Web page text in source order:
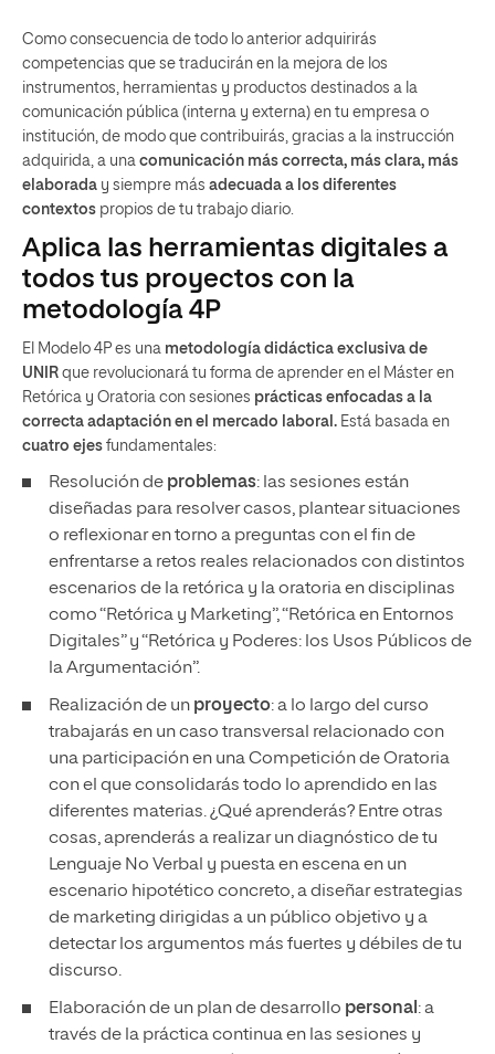
Como consecuencia de todo lo anterior adquirirás
competencias que se traducirán en la mejora de los
instrumentos, herramientas y productos destinados a la
comunicación pública (interna y externa) en tu empresa o
institución, de modo que contribuirás, gracias a la instrucción
adquirida, a una comunicación más correcta, más clara, más
elaborada y siempre más adecuada a los diferentes
contextos propios de tu trabajo diario.
Aplica las herramientas digitales a
todos tus proyectos con la
metodología 4P
El Modelo 4P es una metodología didáctica exclusiva de
UNIR que revolucionará tu forma de aprender en el Máster en
Retórica y Oratoria con sesiones prácticas enfocadas a la
correcta adaptación en el mercado laboral. Está basada en
cuatro ejes fundamentales:
Resolución de problemas: las sesiones están
diseñadas para resolver casos, plantear situaciones
o reflexionar en torno a preguntas con el fin de
enfrentarse a retos reales relacionados con distintos
escenarios de la retórica y la oratoria en disciplinas
como “Retórica y Marketing”, “Retórica en Entornos
Digitales” y “Retórica y Poderes: los Usos Públicos de
la Argumentación”.
Realización de un proyecto: a lo largo del curso
trabajarás en un caso transversal relacionado con
una participación en una Competición de Oratoria
con el que consolidarás todo lo aprendido en las
diferentes materias. ¿Qué aprenderás? Entre otras
cosas, aprenderás a realizar un diagnóstico de tu
Lenguaje No Verbal y puesta en escena en un
escenario hipotético concreto, a diseñar estrategias
de marketing dirigidas a un público objetivo y a
detectar los argumentos más fuertes y débiles de tu
discurso.
Elaboración de un plan de desarrollo personal : a
través de la práctica continua en las sesiones y